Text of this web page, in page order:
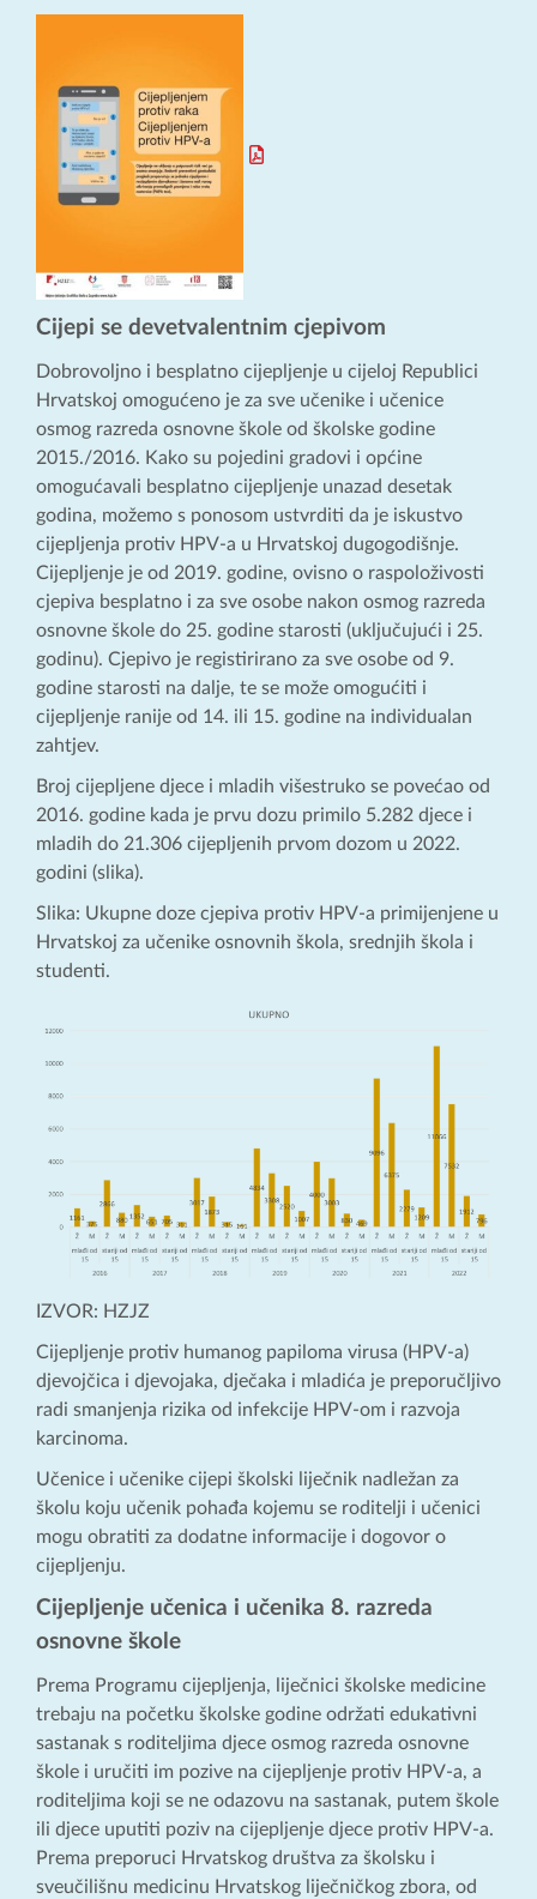
Cijepi se devetvalentnim cjepivom
Dobrovoljno i besplatno cijepljenje u cijeloj Republici
Hrvatskoj omogućeno je za sve učenike i učenice
osmog razreda osnovne škole od školske godine
2015./2016. Kako su pojedini gradovi i općine
omogućavali besplatno cijepljenje unazad desetak
godina, možemo s ponosom ustvrditi da je iskustvo
cijepljenja protiv HPV-a u Hrvatskoj dugogodišnje.
Cijepljenje je od 2019. godine, ovisno o raspoloživosti
cjepiva besplatno i za sve osobe nakon osmog razreda
osnovne škole do 25. godine starosti (uključujući i 25.
godinu). Cjepivo je registirirano za sve osobe od 9.
godine starosti na dalje, te se može omogućiti i
cijepljenje ranije od 14. ili 15. godine na individualan
zahtjev.
Broj cijepljene djece i mladih višestruko se povećao od
2016. godine kada je prvu dozu primilo 5.282 djece i
mladih do 21.306 cijepljenih prvom dozom u 2022.
godini (slika).
Slika: Ukupne doze cjepiva protiv HPV-a primijenjene u
Hrvatskoj za učenike osnovnih škola, srednjih škola i
studenti.
IZVOR: HZJZ
Cijepljenje protiv humanog papiloma virusa (HPV-a)
djevojčica i djevojaka, dječaka i mladića je preporučljivo
radi smanjenja rizika od infekcije HPV-om i razvoja
karcinoma.
Učenice i učenike cijepi školski liječnik nadležan za
školu koju učenik pohađa kojemu se roditelji i učenici
mogu obratiti za dodatne informacije i dogovor o
cijepljenju.
Cijepljenje učenica i učenika 8. razreda
osnovne škole
Prema Programu cijepljenja, liječnici školske medicine
trebaju na početku školske godine održati edukativni
sastanak s roditeljima djece osmog razreda osnovne
škole i uručiti im pozive na cijepljenje protiv HPV-a, a
roditeljima koji se ne odazovu na sastanak, putem škole
ili djece uputiti poziv na cijepljenje djece protiv HPV-a.
Prema preporuci Hrvatskog društva za školsku i
sveučilišnu medicinu Hrvatskog liječničkog zbora, od